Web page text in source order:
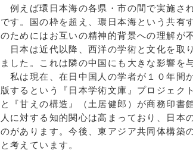
例えば環日本海の各県・市の間で実施さ
です。国の枠を超え、環日本海という共有
のためにはお互いの精神的背景への理解が
日本は近代以降、西洋の学術と文化を取
ました。これは隣の中国にも大きな影響を
私は現在、在日中国人の学者が１０年間
版するという『日本学術文庫』プロジェク
と『甘えの構造』（土居健郎）が商務印書
人に対する知的関心は高まっており、日本
のがあります。今後、東アジア共同体構築
と考えています。